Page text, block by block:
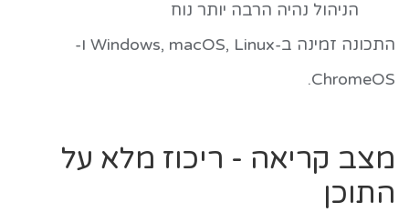
הניהול נהיה הרבה יותר נוח
התכונה זמינה ב-Windows, macOS, Linux ו-
ChromeOS.
מצב קריאה - ריכוז מלא על
התוכן